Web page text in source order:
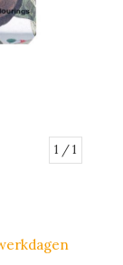
1 / 1